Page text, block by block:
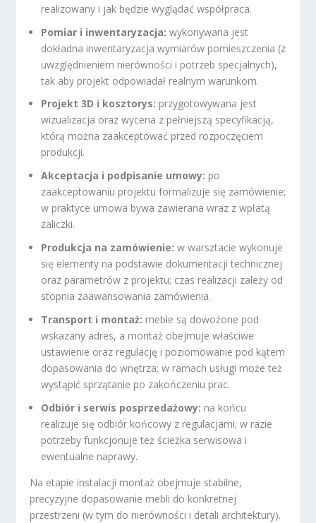
realizowany i jak będzie wyglądać współpraca.
Pomiar i inwentaryzacja: wykonywana jest
dokładna inwentaryzacja wymiarów pomieszczenia (z
uwzględnieniem nierówności i potrzeb specjalnych),
tak aby projekt odpowiadał realnym warunkom.
Projekt 3D i kosztorys: przygotowywana jest
wizualizacja oraz wycena z pełniejszą specyfikacją,
którą można zaakceptować przed rozpoczęciem
produkcji.
Akceptacja i podpisanie umowy: po
zaakceptowaniu projektu formalizuje się zamówienie;
w praktyce umowa bywa zawierana wraz z wpłatą
zaliczki.
Produkcja na zamówienie: w warsztacie wykonuje
się elementy na podstawie dokumentacji technicznej
oraz parametrów z projektu; czas realizacji zależy od
stopnia zaawansowania zamówienia.
Transport i montaż: meble są dowożone pod
wskazany adres, a montaż obejmuje właściwe
ustawienie oraz regulację i poziomowanie pod kątem
dopasowania do wnętrza; w ramach usługi może też
wystąpić sprzątanie po zakończeniu prac.
Odbiór i serwis posprzedażowy: na końcu
realizuje się odbiór końcowy z regulacjami; w razie
potrzeby funkcjonuje też ścieżka serwisowa i
ewentualne naprawy.
Na etapie instalacji montaż obejmuje stabilne,
precyzyjne dopasowanie mebli do konkretnej
przestrzeni (w tym do nierówności i detali architektury).